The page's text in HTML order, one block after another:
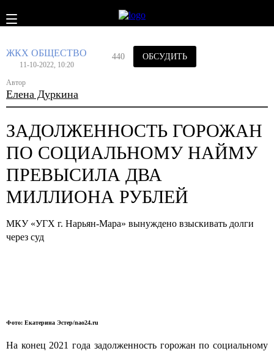
ЖКХ ОБЩЕСТВО
11-10-2022, 10:20
Автор
Елена Дуркина
440 ОБСУДИТЬ
ЗАДОЛЖЕННОСТЬ ГОРОЖАН
ПО СОЦИАЛЬНОМУ НАЙМУ
ПРЕВЫСИЛА ДВА
МИЛЛИОНА РУБЛЕЙ
МКУ «УГХ г. Нарьян-Мара» вынуждено взыскивать долги
через суд
Фото: Екатерина Эстер/nao24.ru
На конец 2021 года задолженность горожан по социальному